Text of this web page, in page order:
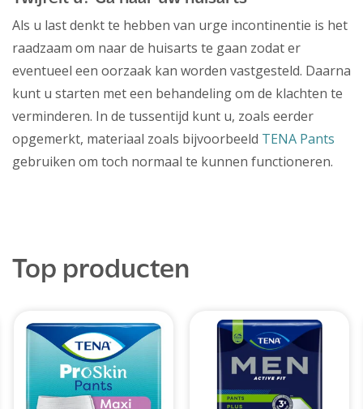
Als u last denkt te hebben van urge incontinentie is het
raadzaam om naar de huisarts te gaan zodat er
eventueel een oorzaak kan worden vastgesteld. Daarna
kunt u starten met een behandeling om de klachten te
verminderen. In de tussentijd kunt u, zoals eerder
opgemerkt, materiaal zoals bijvoorbeeld TENA Pants
gebruiken om toch normaal te kunnen functioneren.
Top producten